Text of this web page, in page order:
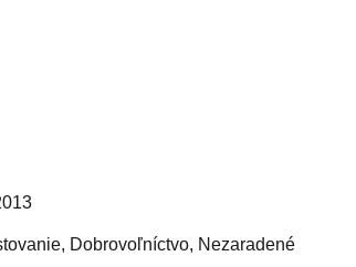
, Dobrovoľníctvo, Nezaradené